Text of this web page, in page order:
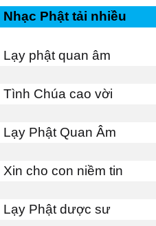
Nhạc Phật tải nhiều
Lạy phật quan âm
Tình Chúa cao vời
Lạy Phật Quan Âm
Xin cho con niềm tin
Lạy Phật dược sư